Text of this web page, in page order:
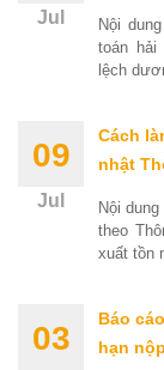
Jul
Nội
toán hải
lệch
09
Jul
Cách
nhật
Nội
theo
xuất tồn
03
Báo
hạn